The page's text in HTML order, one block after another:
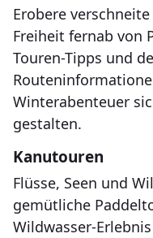
Erobere
Freiheit fernab von
Touren-Tipps und
Winterabenteuer
gestalten.
Kanutouren
Flüsse, Seen und
gemütliche
Wildwasser-